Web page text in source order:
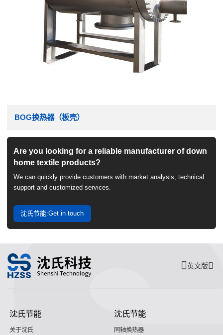
BOG换热器（板壳）
Are you looking for a reliable manufacturer of down
home textile products?
We can quickly provide customers with market analysis, technical
support and customized services.
沈氏节能:Get in touch
英文版
沈氏节能
关于沈氏
沈氏节能
同轴换热器